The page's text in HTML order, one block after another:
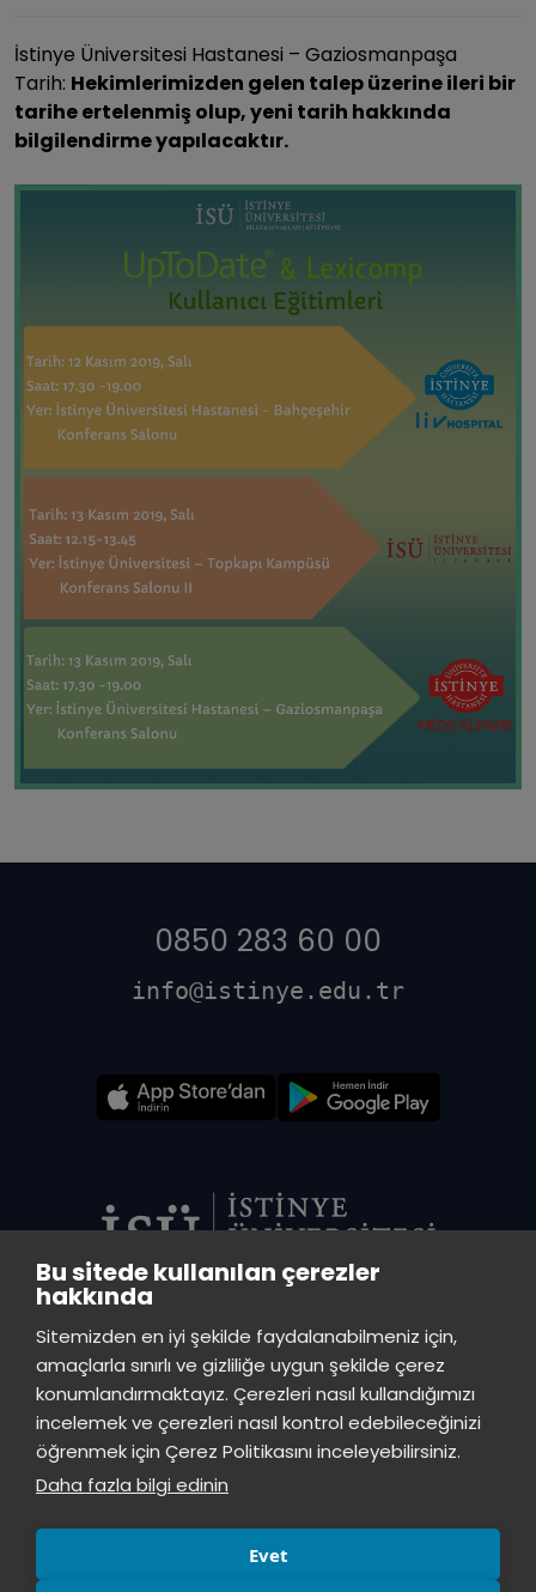
Bu sitede kullanılan çerezler
hakkında
Sitemizden en iyi şekilde faydalanabilmeniz için,
amaçlarla sınırlı ve gizliliğe uygun şekilde çerez
konumlandırmaktayız. Çerezleri nasıl kullandığımızı
incelemek ve çerezleri nasıl kontrol edebileceğinizi
öğrenmek için Çerez Politikasını inceleyebilirsiniz.
Daha fazla bilgi edinin
Evet
İstinye Üniversitesi Hastanesi – Gaziosmanpaşa
Tarih: Hekimlerimizden gelen talep üzerine ileri bir
tarihe ertelenmiş olup, yeni tarih hakkında
bilgilendirme yapılacaktır.
0850 283 60 00
info@istinye.edu.tr
İstinye Üniversitesi Vadi Kampüs - Ayazağa Mah. Azerbaycan Cad.
(Vadistanbul 4A Blok) 34396 Sarıyer/İstanbul
TOPKAPI KÜTÜPHANE
İstinye Üniversitesi Topkapı Kampüsü, Maltepe Mah., Teyyareci Sami
Sk., No.3 Zeytinburnu, İstanbul, 34010